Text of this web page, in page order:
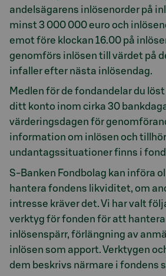
andelsägarens inlösenorder på
minst 3 000 000 euro och
emot före klockan 16.00 på
genomförs inlösen till värdet på
infaller efter nästa inlösendag.
Medlen för de fondandelar du
ditt konto inom cirka 30
värderingsdagen för
information om inlösen och
undantagssituationer finns i
S-Banken Fondbolag kan införa
hantera fondens likviditet, om
intresse kräver det. Vi har valt
verktyg för fonden för att
inlösenspärr, förlängning av
inlösen som apport. Verktygen
dem beskrivs närmare i fondens